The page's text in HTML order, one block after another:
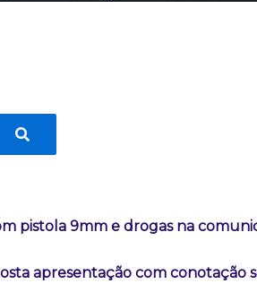
pistola 9mm e drogas na
apresentação com conotação